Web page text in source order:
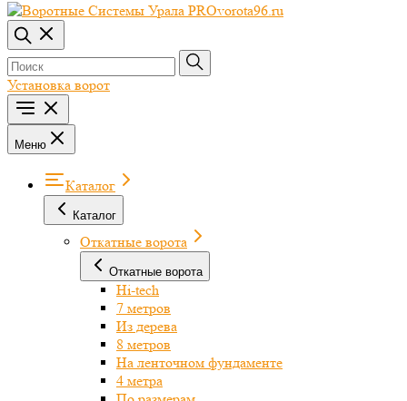
Установка ворот
Меню
Каталог
Каталог
Откатные ворота
Откатные ворота
Hi-tech
7 метров
Из дерева
8 метров
На ленточном фундаменте
4 метра